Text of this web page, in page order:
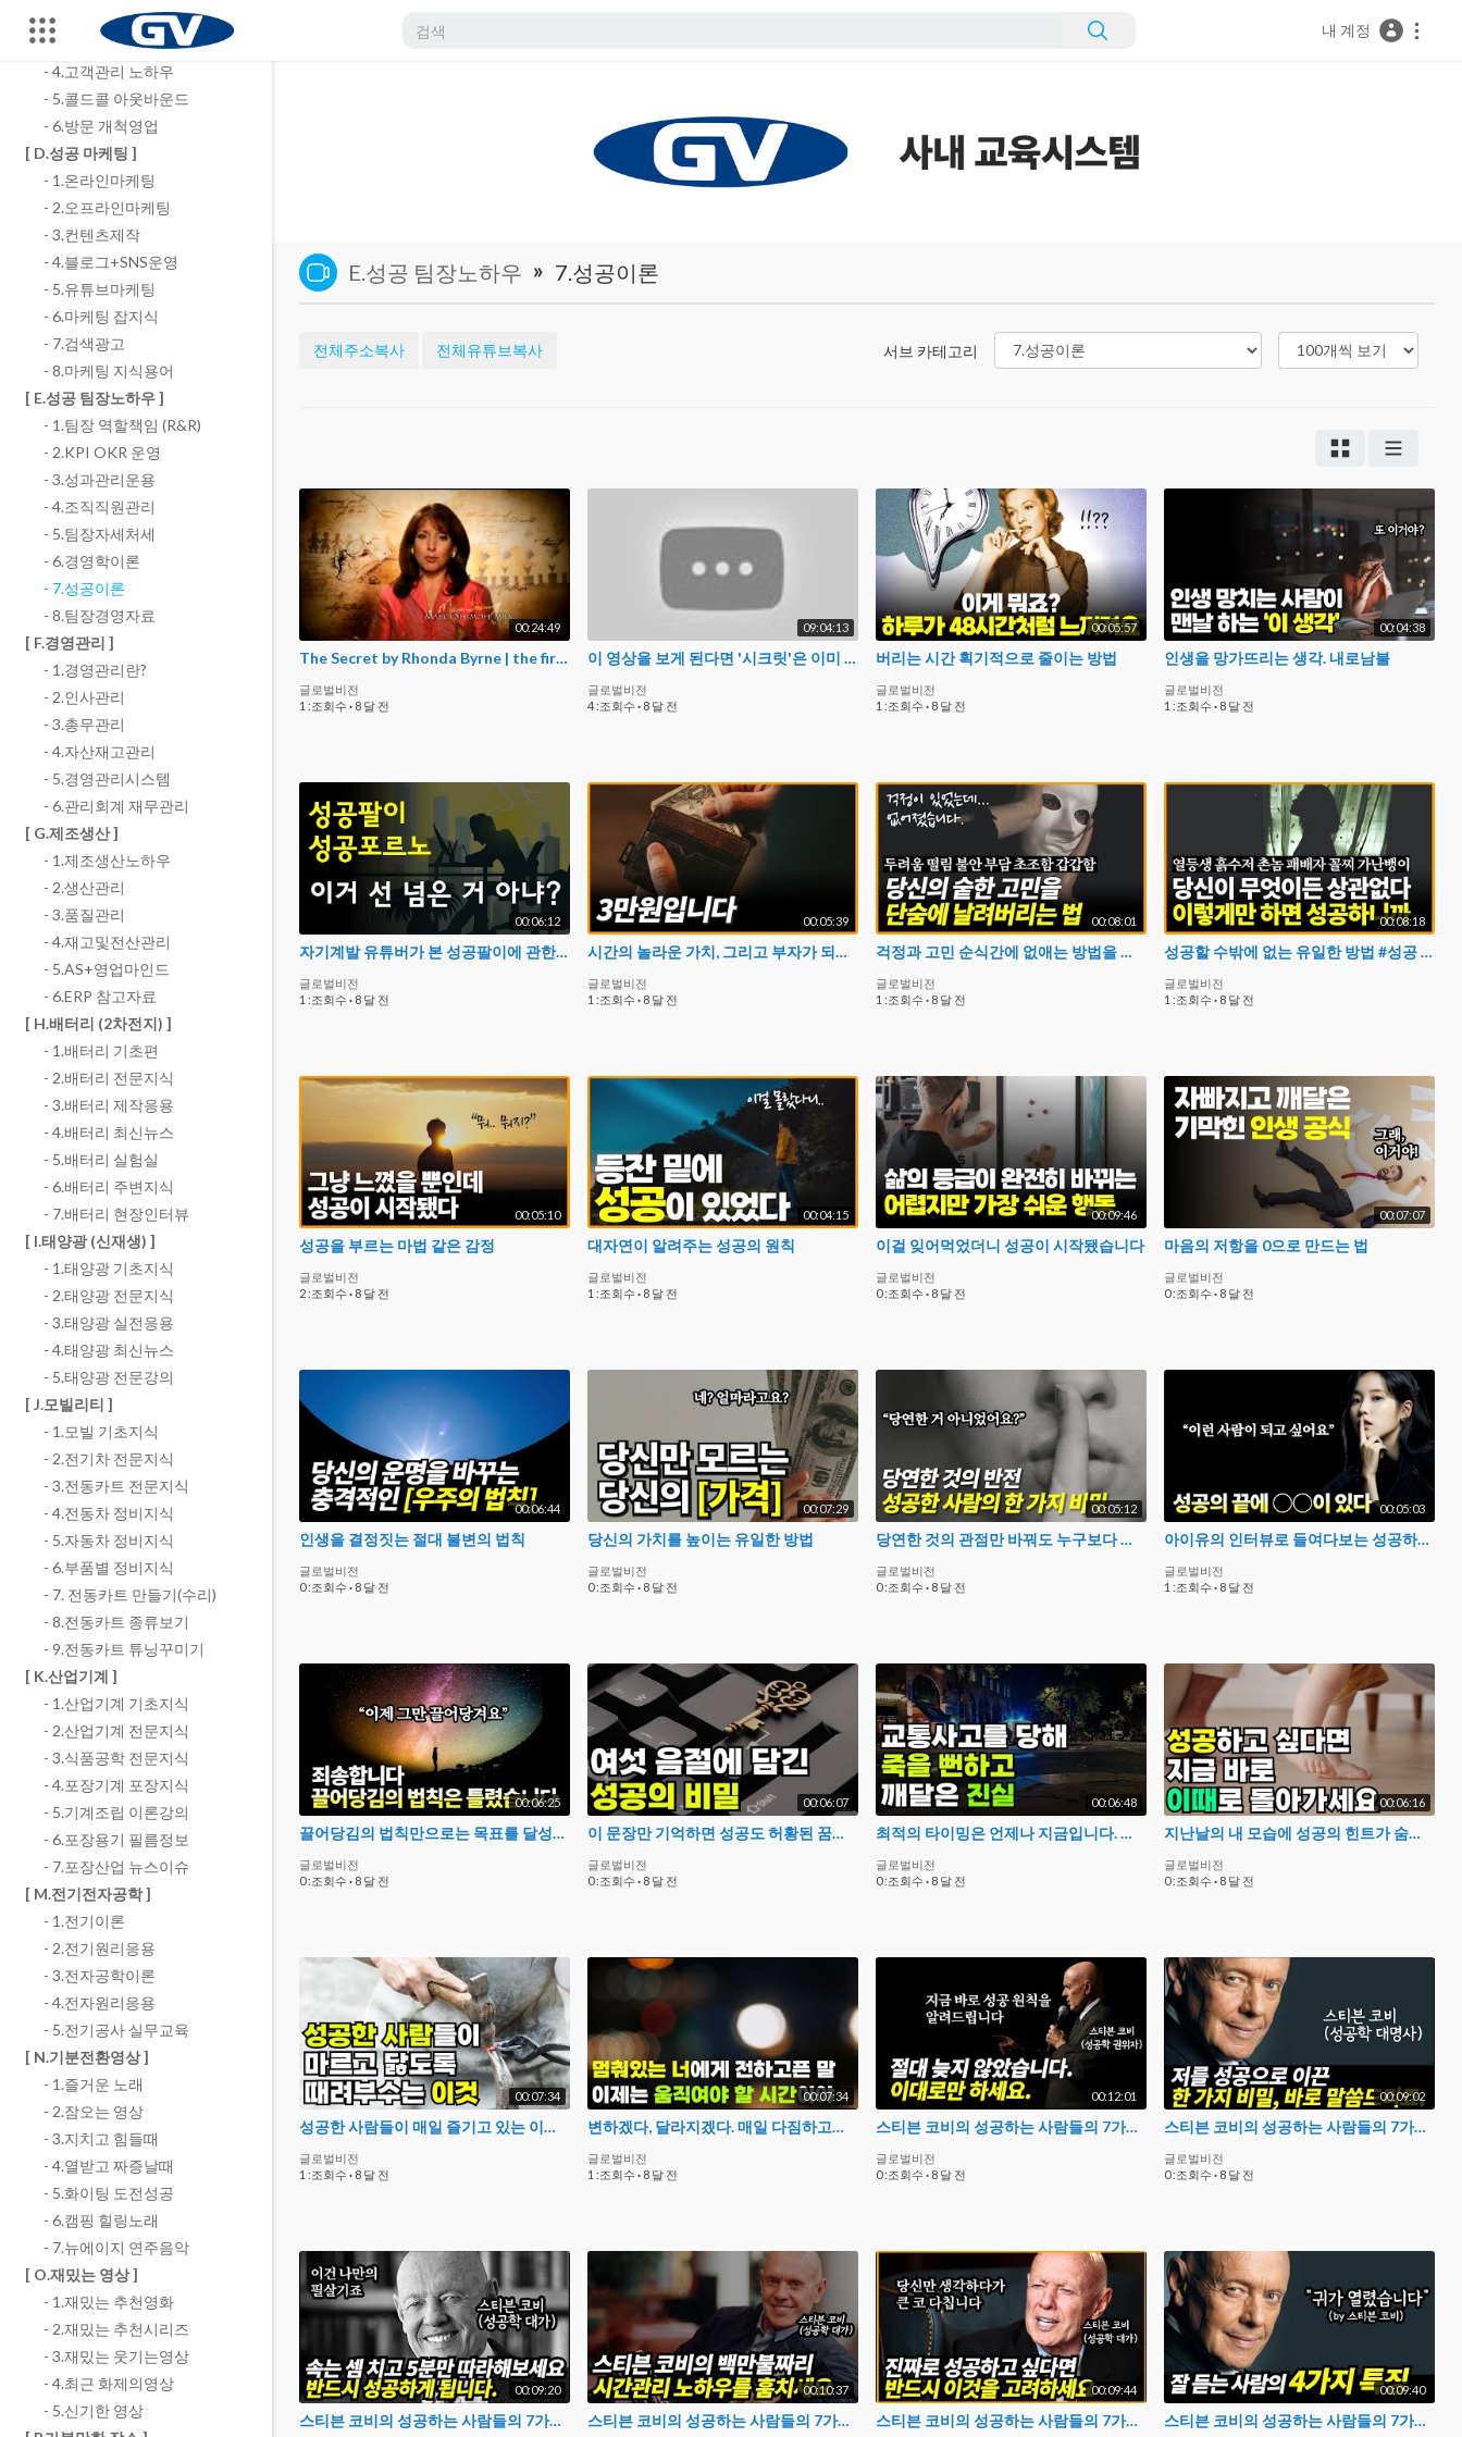
내 계정
E.성공 팀장노하우 » 7.성공이론
전체주소복사 전체유튜브복사 서브 카테고리
00:24:49
The Secret by Rhonda Byrne | the first 20 mins | from The Secret documentary movie
글로벌비전
1 :조회수 · 8 달 전
09:04:13
이 영상을 보게 된다면 '시크릿'은 이미 당신에게 강력하게 작동중입니다. 수면긍정확언 9시간. 광고없음
글로벌비전
4 :조회수 · 8 달 전
00:05:57
버리는 시간 획기적으로 줄이는 방법
글로벌비전
1 :조회수 · 8 달 전
00:04:38
인생을 망가뜨리는 생각. 내로남불
글로벌비전
1 :조회수 · 8 달 전
00:06:12
자기계발 유튜버가 본 성공팔이에 관한 생각 | 다시 한번 되돌아보는 성공의 진짜 의미
글로벌비전
1 :조회수 · 8 달 전
00:05:39
시간의 놀라운 가치, 그리고 부자가 되는 방법
글로벌비전
1 :조회수 · 8 달 전
00:08:01
걱정과 고민 순식간에 없애는 방법을 알려드립니다. #걱정 #고민 #암시
글로벌비전
1 :조회수 · 8 달 전
00:08:18
성공할 수밖에 없는 유일한 방법 #성공 #성공하는습관 #성공비결
글로벌비전
1 :조회수 · 8 달 전
00:05:10
성공을 부르는 마법 같은 감정
글로벌비전
2 :조회수 · 8 달 전
00:04:15
대자연이 알려주는 성공의 원칙
글로벌비전
1 :조회수 · 8 달 전
00:09:46
이걸 잊어먹었더니 성공이 시작됐습니다
글로벌비전
0 :조회수 · 8 달 전
00:07:07
마음의 저항을 0으로 만드는 법
글로벌비전
0 :조회수 · 8 달 전
00:06:44
인생을 결정짓는 절대 불변의 법칙
글로벌비전
0 :조회수 · 8 달 전
00:07:29
당신의 가치를 높이는 유일한 방법
글로벌비전
0 :조회수 · 8 달 전
00:05:12
당연한 것의 관점만 바꿔도 누구보다 빨리 성공하게 됩니다
글로벌비전
0 :조회수 · 8 달 전
00:05:03
아이유의 인터뷰로 들여다보는 성공하는 사람의 마인드
글로벌비전
1 :조회수 · 8 달 전
00:06:25
끌어당김의 법칙만으로는 목표를 달성하지 못합니다. 무조건 이렇게 해야 합니다. #끌어당김의법칙 #자기계발 #성공
글로벌비전
0 :조회수 · 8 달 전
00:06:07
이 문장만 기억하면 성공도 허황된 꿈이 아닙니다 #성공 #성공문장
글로벌비전
0 :조회수 · 8 달 전
00:06:48
최적의 타이밍은 언제나 지금입니다. 성공하기 위해 지금 움직이세요.
글로벌비전
0 :조회수 · 8 달 전
00:06:16
지난날의 내 모습에 성공의 힌트가 숨어있습니다
글로벌비전
0 :조회수 · 8 달 전
00:07:34
성공한 사람들이 매일 즐기고 있는 이것, 삶의 균형 깨기 #성공 #균형
글로벌비전
1 :조회수 · 8 달 전
00:07:34
변하겠다, 달라지겠다. 매일 다짐하고도 실패하는 이유와 해결책을 말씀드립니다. #변화 #실천
글로벌비전
1 :조회수 · 8 달 전
00:12:01
스티븐 코비의 성공하는 사람들의 7가지 습관 E00. 패러다임과 원칙
글로벌비전
0 :조회수 · 8 달 전
00:09:02
스티븐 코비의 성공하는 사람들의 7가지 습관 E01. 자신의 삶을 주도하라
글로벌비전
0 :조회수 · 8 달 전
00:09:20
스티븐 코비의 성공하는 사람들의 7가지 습관 E02. 끝에서부터 시작하라
00:10:37
스티븐 코비의 성공하는 사람들의 7가지 습관 E03. 소중한 것을 먼저 하라 #시간관리
00:09:44
스티븐 코비의 성공하는 사람들의 7가지 습관 E04. 승-승을 생각하라
00:09:40
스티븐 코비의 성공하는 사람들의 7가지 습관 E05. 먼저 이해하고 다음에 이해시켜라
- 2.성공 영업스킬
- 3.성공 영업관리
- 4.고객관리 노하우
- 5.콜드콜 아웃바운드
- 6.방문 개척영업
[ D.성공 마케팅 ]
- 1.온라인마케팅
- 2.오프라인마케팅
- 3.컨텐츠제작
- 4.블로그+SNS운영
- 5.유튜브마케팅
- 6.마케팅 잡지식
- 7.검색광고
- 8.마케팅 지식용어
[ E.성공 팀장노하우 ]
- 1.팀장 역할책임 (R&R)
- 2.KPI OKR 운영
- 3.성과관리운용
- 4.조직직원관리
- 5.팀장자세처세
- 6.경영학이론
- 7.성공이론
- 8.팀장경영자료
[ F.경영관리 ]
- 1.경영관리란?
- 2.인사관리
- 3.총무관리
- 4.자산재고관리
- 5.경영관리시스템
- 6.관리회계 재무관리
[ G.제조생산 ]
- 1.제조생산노하우
- 2.생산관리
- 3.품질관리
- 4.재고및전산관리
- 5.AS+영업마인드
- 6.ERP 참고자료
[ H.배터리 (2차전지) ]
- 1.배터리 기초편
- 2.배터리 전문지식
- 3.배터리 제작응용
- 4.배터리 최신뉴스
- 5.배터리 실험실
- 6.배터리 주변지식
- 7.배터리 현장인터뷰
[ I.태양광 (신재생) ]
- 1.태양광 기초지식
- 2.태양광 전문지식
- 3.태양광 실전응용
- 4.태양광 최신뉴스
- 5.태양광 전문강의
[ J.모빌리티 ]
- 1.모빌 기초지식
- 2.전기차 전문지식
- 3.전동카트 전문지식
- 4.전동차 정비지식
- 5.자동차 정비지식
- 6.부품별 정비지식
- 7. 전동카트 만들기(수리)
- 8.전동카트 종류보기
- 9.전동카트 튜닝꾸미기
[ K.산업기계 ]
- 1.산업기계 기초지식
- 2.산업기계 전문지식
- 3.식품공학 전문지식
- 4.포장기계 포장지식
- 5.기계조립 이론강의
- 6.포장용기 필름정보
- 7.포장산업 뉴스이슈
[ M.전기전자공학 ]
- 1.전기이론
- 2.전기원리응용
- 3.전자공학이론
- 4.전자원리응용
- 5.전기공사 실무교육
[ N.기분전환영상 ]
- 1.즐거운 노래
- 2.잠오는 영상
- 3.지치고 힘들때
- 4.열받고 짜증날때
- 5.화이팅 도전성공
- 6.캠핑 힐링노래
- 7.뉴에이지 연주음악
[ O.재밌는 영상 ]
- 1.재밌는 추천영화
- 2.재밌는 추천시리즈
- 3.재밌는 웃기는영상
- 4.최근 화제의영상
- 5.신기한 영상